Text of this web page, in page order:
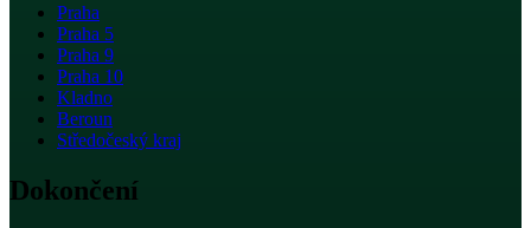
Praha
Praha 5
Praha 9
Praha 10
Kladno
Beroun
Středočeský kraj
Dokončení